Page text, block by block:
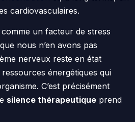
cardiovasculaires.
un facteur de stress
nous n’en avons pas
nerveux reste en état
ressources énergétiques qui
C’est précisément
silence thérapeutique prend